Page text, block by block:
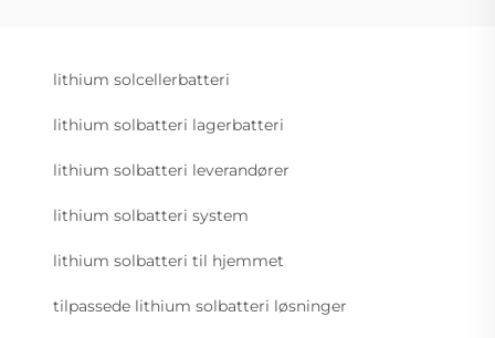
lithium solcellerbatteri
lithium solbatteri lagerbatteri
lithium solbatteri leverandører
lithium solbatteri system
lithium solbatteri til hjemmet
tilpassede lithium solbatteri løsninger